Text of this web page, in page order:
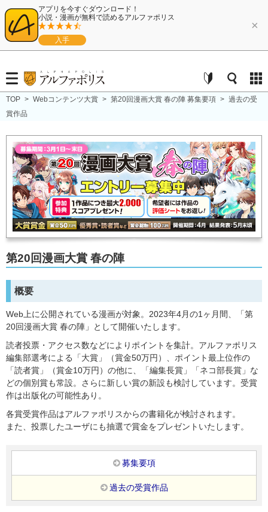
アプリを今すぐダウンロード！
小説・漫画が無料で読めるアルファポリス
入手
×
TOP > Webコンテンツ大賞 > 第20回漫画大賞 春の陣 募集要項 > 過去の受
賞作品
第20回漫画大賞 春の陣
概要
Web上に公開されている漫画が対象。2023年4月の1ヶ月間、「第
20回漫画大賞 春の陣」として開催いたします。
読者投票・アクセス数などによりポイントを集計。アルファポリス
編集部選考による「大賞」（賞金50万円）、ポイント最上位作の
「読者賞」（賞金10万円）の他に、「編集長賞」「ネコ部長賞」な
どの個別賞も常設。さらに新しい賞の新設も検討しています。受賞
作は出版化の可能性あり。
各賞受賞作品はアルファポリスからの書籍化が検討されます。
また、投票したユーザにも抽選で賞金をプレゼントいたします。
募集要項
過去の受賞作品